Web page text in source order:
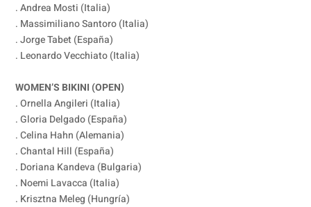
. Andrea Mosti (Italia)
. Massimiliano Santoro (Italia)
. Jorge Tabet (España)
. Leonardo Vecchiato (Italia)
WOMEN’S BIKINI (OPEN)
. Ornella Angileri (Italia)
. Gloria Delgado (España)
. Celina Hahn (Alemania)
. Chantal Hill (España)
. Doriana Kandeva (Bulgaria)
. Noemi Lavacca (Italia)
. Krisztna Meleg (Hungría)